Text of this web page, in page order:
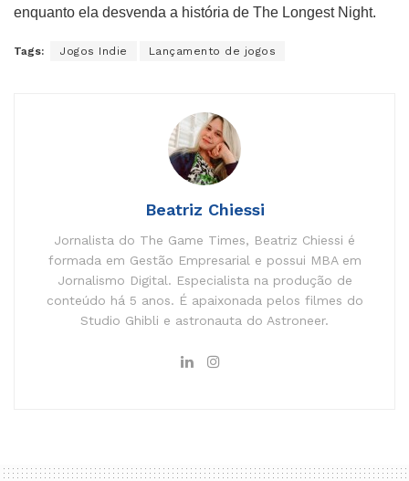
enquanto ela desvenda a história de The Longest Night.
Tags: Jogos Indie Lançamento de jogos
Beatriz Chiessi
Jornalista do The Game Times, Beatriz Chiessi é
formada em Gestão Empresarial e possui MBA em
Jornalismo Digital. Especialista na produção de
conteúdo há 5 anos. É apaixonada pelos filmes do
Studio Ghibli e astronauta do Astroneer.